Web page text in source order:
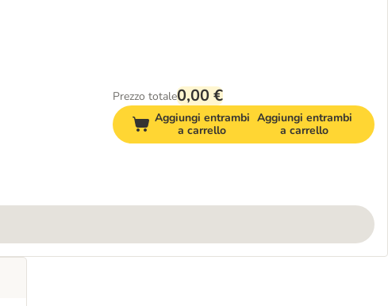
Prezzo totale0,00 €
Aggiungi entrambi
a carrello
Aggiungi entrambi
a carrello